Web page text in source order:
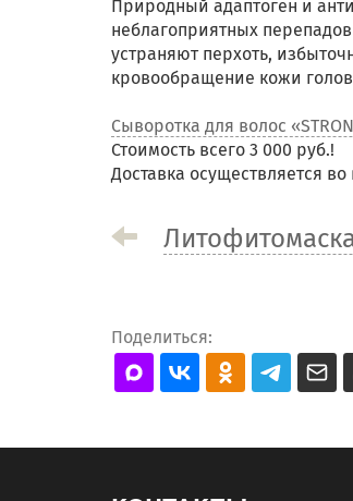
Природный адаптоген и
неблагоприятных
устраняют перхоть,
кровообращение кожи
Сыворотка для волос
Стоимость всего 3 000 руб.!
Доставка осуществляется
Поделиться: